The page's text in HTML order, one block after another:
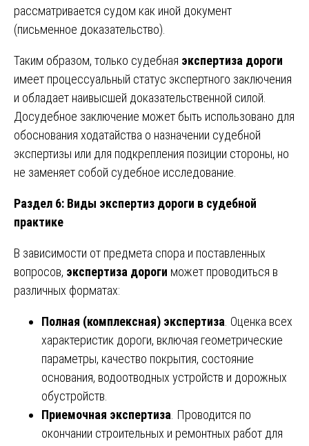
рассматривается судом как иной документ
(письменное доказательство).
Таким образом, только судебная экспертиза дороги
имеет процессуальный статус экспертного заключения
и обладает наивысшей доказательственной силой.
Досудебное заключение может быть использовано для
обоснования ходатайства о назначении судебной
экспертизы или для подкрепления позиции стороны, но
не заменяет собой судебное исследование.
Раздел 6: Виды экспертиз дороги в судебной
практике
В зависимости от предмета спора и поставленных
вопросов, экспертиза дороги может проводиться в
различных форматах:
Полная (комплексная) экспертиза . Оценка всех
характеристик дороги, включая геометрические
параметры, качество покрытия, состояние
основания, водоотводных устройств и дорожных
обустройств.
Приемочная экспертиза . Проводится по
окончании строительных и ремонтных работ для